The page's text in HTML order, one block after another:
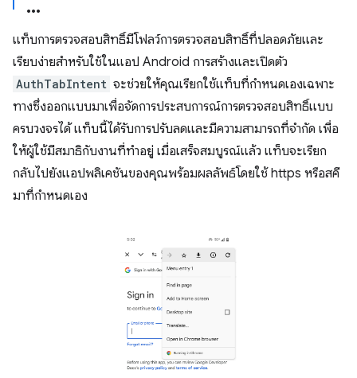
แท็บการตรวจสอบสิทธิ์มีโฟลว์การตรวจสอบสิทธิ์ที่ปลอดภัยและ
เรียบง่ายสำหรับใช้ในแอป Android การสร้างและเปิดตัว
AuthTabIntent จะช่วยให้คุณเรียกใช้แท็บที่กำหนดเองเฉพาะ
ทางซึ่งออกแบบมาเพื่อจัดการประสบการณ์การตรวจสอบสิทธิ์แบบ
ครบวงจรได้ แท็บนี้ได้รับการปรับลดและมีความสามารถที่จำกัด เพื่อ
ให้ผู้ใช้มีสมาธิกับงานที่ทำอยู่ เมื่อเสร็จสมบูรณ์แล้ว แท็บจะเรียก
กลับไปยังแอปพลิเคชันของคุณพร้อมผลลัพธ์โดยใช้ https หรือสคี
มาที่กำหนดเอง